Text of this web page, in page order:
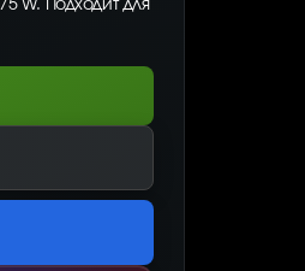
W. Подходит для